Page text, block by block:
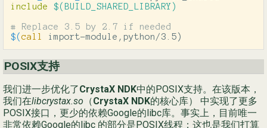
include
$(BUILD_SHARED_LIBRARY)
$( call import-module,python/3.5 )
POSIX支持
我们进一步优化了CrystaX NDK中的POSIX支持。在该版本，
我们在libcrystax.so （CrystaX NDK的核心库） 中实现了更多
POSIX接口，更少的依赖Google的libc库。事实上，目前唯一
非常依赖Google的libc 的部分是POSIX线程；这也是我们打算